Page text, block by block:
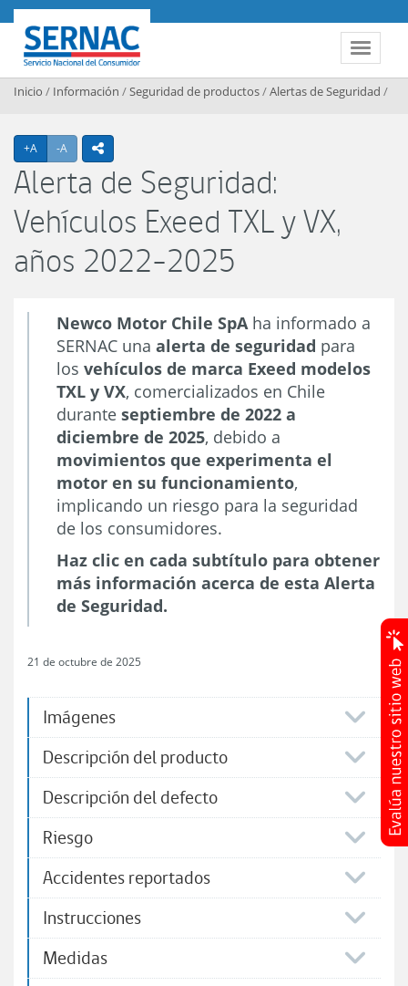
Contenido principal
Toggle
SERNAC
Inicio / Información /Seguridad de productos/Alertas de Seguridad /
+A Agrandar texto
-A Achicar textoicono compartir
Alerta de Seguridad:
Vehículos Exeed TXL y VX,
años 2022-2025
Newco Motor Chile SpA ha informado a
SERNAC una alerta de seguridad para
los vehículos de marca Exeed modelos
TXL y VX, comercializados en Chile
durante septiembre de 2022 a
diciembre de 2025, debido a
movimientos que experimenta el
motor en su funcionamiento,
implicando un riesgo para la seguridad
de los consumidores.
Haz clic en cada subtítulo para obtener
más información acerca de esta Alerta
de Seguridad.
21 de octubre de 2025
Imágenes
Descripción del producto
Descripción del defecto
Riesgo
Accidentes reportados
Instrucciones​
Medidas